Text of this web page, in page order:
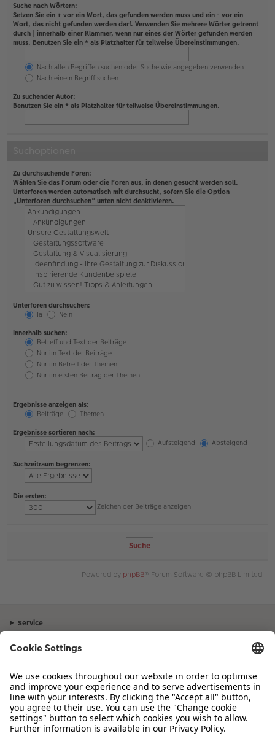
Suche nach Wörtern:
Setzen Sie ein + vor ein Wort, das gefunden werden muss und ein - vor ein
Wort, das nicht gefunden werden darf. Verwenden Sie mehrere Wörter getrennt
durch | innerhalb einer Klammer, wenn nur eines der Wörter gefunden werden
muss. Benutzen Sie ein * als Platzhalter für teilweise Übereinstimmungen.
Nach allen Begriffen suchen oder Suche wie angegeben verwenden
Nach einem Begriff suchen
Zu suchender Autor:
Benutzen Sie ein * als Platzhalter für teilweise Übereinstimmungen.
Zu durchsuchende Foren:
Wählen Sie das Forum oder die Foren aus, in denen gesucht werden soll.
Unterforen werden automatisch mit durchsucht, sofern Sie die Option
„Unterforen durchsuchen“ unten nicht deaktivieren.
Unterforen durchsuchen:
Ja
Nein
Innerhalb suchen:
Betreff und Text der Beiträge
Nur im Text der Beiträge
Nur im Betreff der Themen
Nur im ersten Beitrag der Themen
Ergebnisse anzeigen als:
Beiträge
Themen
Ergebnisse sortieren nach:
Aufsteigend
Absteigend
Suchzeitraum begrenzen:
Die ersten:
Zeichen der Beiträge anzeigen
Powered by phpBB® Forum Software © phpBB Limited
Service
Sortiment
Inspiration